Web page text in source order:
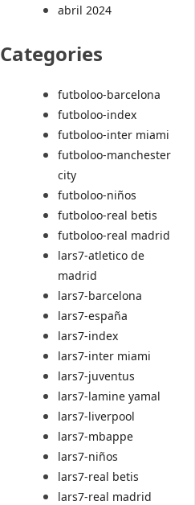
abril 2024
Categories
futboloo-barcelona
futboloo-index
futboloo-inter miami
futboloo-manchester
city
futboloo-niños
futboloo-real betis
futboloo-real madrid
lars7-atletico de
madrid
lars7-barcelona
lars7-españa
lars7-index
lars7-inter miami
lars7-juventus
lars7-lamine yamal
lars7-liverpool
lars7-mbappe
lars7-niños
lars7-real betis
lars7-real madrid